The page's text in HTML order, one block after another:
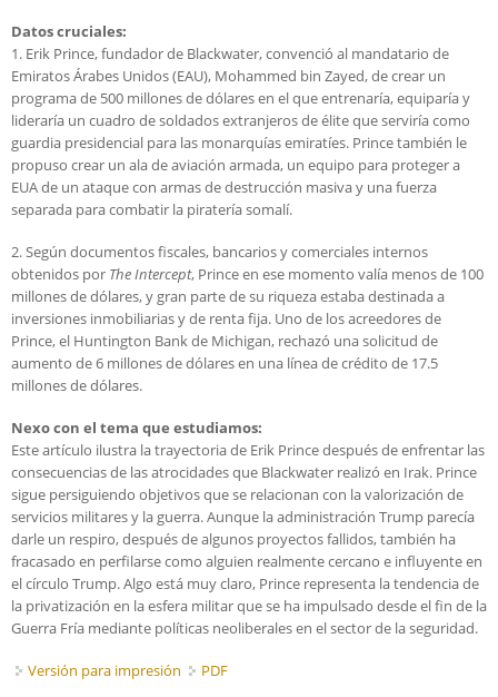
Datos cruciales:
1. Erik Prince, fundador de Blackwater, convenció al mandatario de
Emiratos Árabes Unidos (EAU), Mohammed bin Zayed, de crear un
programa de 500 millones de dólares en el que entrenaría, equiparía y
lideraría un cuadro de soldados extranjeros de élite que serviría como
guardia presidencial para las monarquías emiratíes. Prince también le
propuso crear un ala de aviación armada, un equipo para proteger a
EUA de un ataque con armas de destrucción masiva y una fuerza
separada para combatir la piratería somalí.
2. Según documentos fiscales, bancarios y comerciales internos
obtenidos por The Intercept, Prince en ese momento valía menos de 100
millones de dólares, y gran parte de su riqueza estaba destinada a
inversiones inmobiliarias y de renta fija. Uno de los acreedores de
Prince, el Huntington Bank de Michigan, rechazó una solicitud de
aumento de 6 millones de dólares en una línea de crédito de 17.5
millones de dólares.
Nexo con el tema que estudiamos:
Este artículo ilustra la trayectoria de Erik Prince después de enfrentar las
consecuencias de las atrocidades que Blackwater realizó en Irak. Prince
sigue persiguiendo objetivos que se relacionan con la valorización de
servicios militares y la guerra. Aunque la administración Trump parecía
darle un respiro, después de algunos proyectos fallidos, también ha
fracasado en perfilarse como alguien realmente cercano e influyente en
el círculo Trump. Algo está muy claro, Prince representa la tendencia de
la privatización en la esfera militar que se ha impulsado desde el fin de la
Guerra Fría mediante políticas neoliberales en el sector de la seguridad.
Versión para impresión PDF